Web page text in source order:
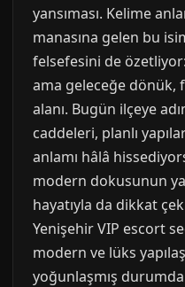
yansıması. Kelime
manasına gelen bu
felsefesini de
ama geleceğe dönük,
alanı. Bugün ilçeye
caddeleri, planlı
anlamı hâlâ
modern dokusunun
hayatıyla da dikkat
Yenişehir VIP escort
modern ve lüks
yoğunlaşmış